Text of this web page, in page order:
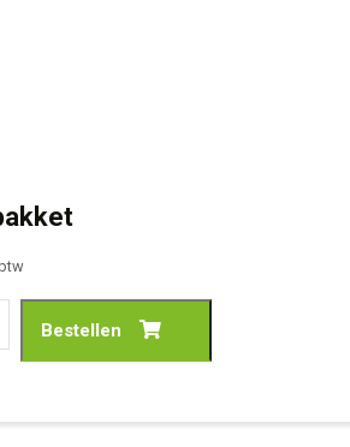
Bestellen